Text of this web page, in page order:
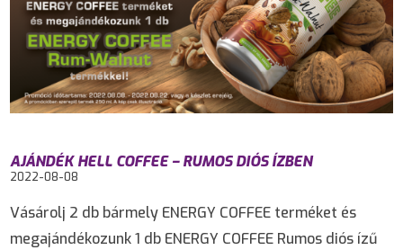
AJÁNDÉK HELL COFFEE – RUMOS DIÓS ÍZBEN
2022-08-08
Vásárolj 2 db bármely ENERGY COFFEE terméket és
megajándékozunk 1 db ENERGY COFFEE Rumos diós ízű